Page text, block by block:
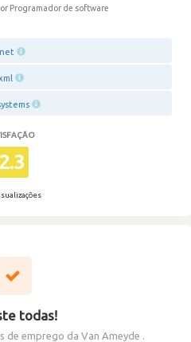
Programador de software
.net
2.3
todas!
de emprego da Van Ameyde .